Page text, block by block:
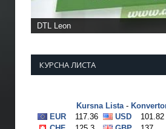
DTL Leon
КУРСНА ЛИСТА